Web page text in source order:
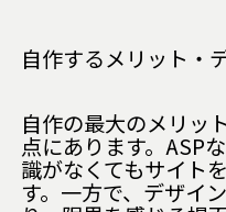
自作するメリット・
自作の最大のメリッ
点にあります。ASP
識がなくてもサイト
す。一方で、デザイ